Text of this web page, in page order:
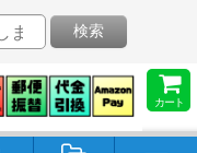
カート
検索